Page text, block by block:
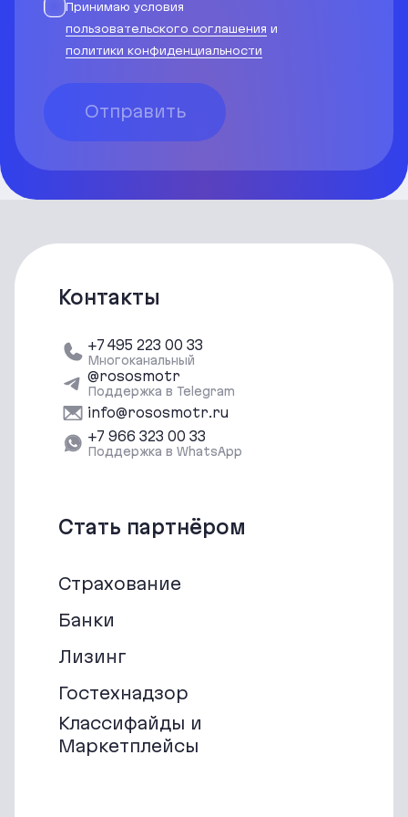
Принимаю условия
пользовательского соглашения и
политики конфиденциальности
Отправить
Контакты
+7 495 223 00 33
Многоканальный
@rososmotr
Поддержка в Telegram
info@rososmotr.ru
‪+7 966 323 00 33‬
Поддержка в WhatsApp
Стать партнёром
Страхование
Банки
Лизинг
Гостехнадзор
Классифайды и
Маркетплейсы